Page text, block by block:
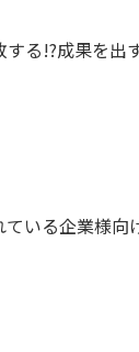
る!?成果を
ている企業様